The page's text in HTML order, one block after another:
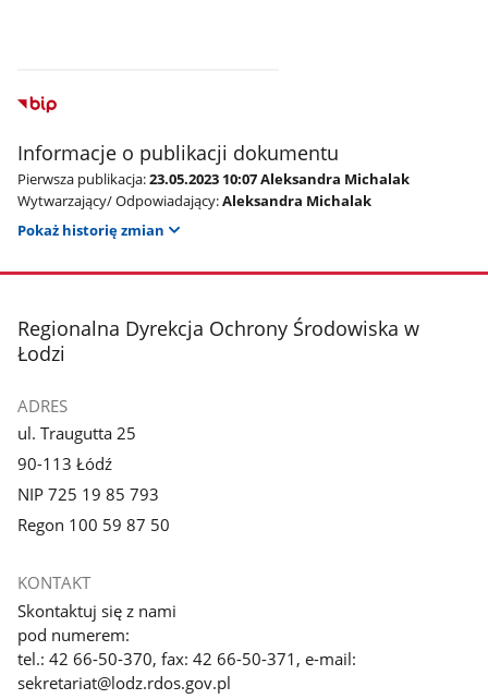
Informacje o publikacji dokumentu
Pierwsza publikacja:23.05.2023 10:07 Aleksandra Michalak
Wytwarzający/ Odpowiadający:Aleksandra Michalak
Pokaż historię zmian
stopka
Regionalna Dyrekcja Ochrony Środowiska w
Łodzi
ADRES
ul. Traugutta 25
90-113 Łódź
NIP 725 19 85 793
Regon 100 59 87 50
KONTAKT
Skontaktuj się z nami
pod numerem:
tel.: 42 66-50-370, fax: 42 66-50-371, e-mail:
sekretariat@lodz.rdos.gov.pl